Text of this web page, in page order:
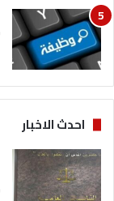
احدث الاخبار